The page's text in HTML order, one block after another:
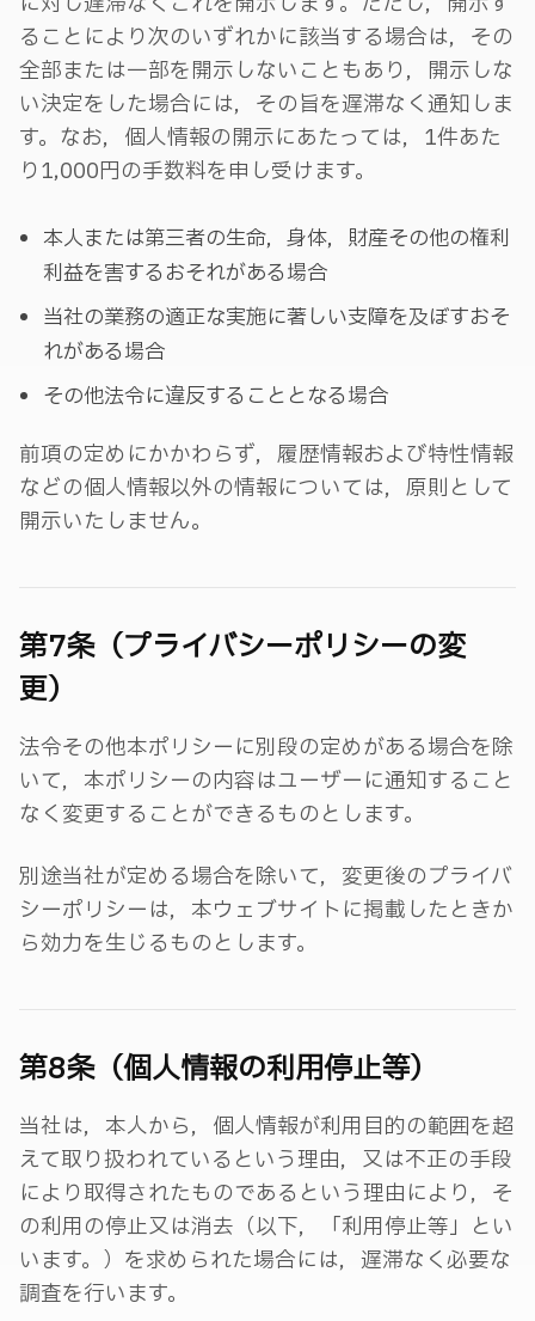
ることにより次のいずれかに該当する場合は，その
全部または一部を開示しないこともあり，開示しな
い決定をした場合には，その旨を遅滞なく通知しま
す。なお，個人情報の開示にあたっては，1件あた
り1,000円の手数料を申し受けます。
本人または第三者の生命，身体，財産その他の権利
利益を害するおそれがある場合
当社の業務の適正な実施に著しい支障を及ぼすおそ
れがある場合
その他法令に違反することとなる場合
前項の定めにかかわらず，履歴情報および特性情報
などの個人情報以外の情報については，原則として
開示いたしません。
第7条（プライバシーポリシーの変
更）
法令その他本ポリシーに別段の定めがある場合を除
いて，本ポリシーの内容はユーザーに通知すること
なく変更することができるものとします。
別途当社が定める場合を除いて，変更後のプライバ
シーポリシーは，本ウェブサイトに掲載したときか
ら効力を生じるものとします。
第8条（個人情報の利用停止等）
当社は，本人から，個人情報が利用目的の範囲を超
えて取り扱われているという理由，又は不正の手段
により取得されたものであるという理由により，そ
の利用の停止又は消去（以下，「利用停止等」とい
います。）を求められた場合には，遅滞なく必要な
調査を行います。